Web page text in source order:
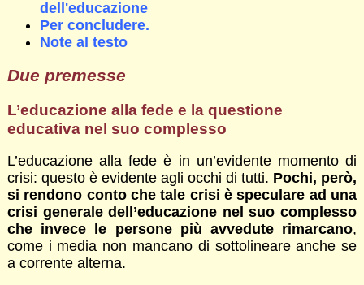
dell'educazione
Per concludere.
Note al testo
Due premesse
L’educazione alla fede e la questione
educativa nel suo complesso
L’educazione alla fede è in un’evidente momento di
crisi: questo è evidente agli occhi di tutti. Pochi, però,
si rendono conto che tale crisi è speculare ad una
crisi generale dell’educazione nel suo complesso
che invece le persone più avvedute rimarcano,
come i media non mancano di sottolineare anche se
a corrente alterna.